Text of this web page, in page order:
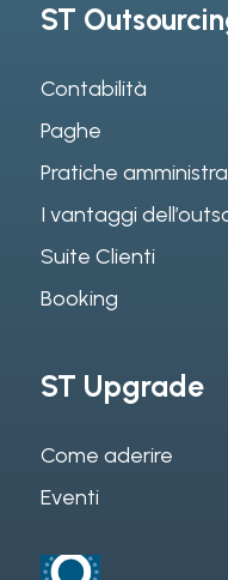
ST
Contabilità
Paghe
Pratiche
I vantaggi
Suite Clienti
Booking
ST Upgrade
Come aderire
Eventi